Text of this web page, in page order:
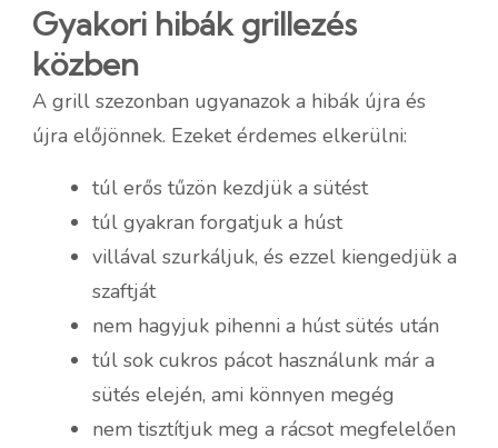
Gyakori hibák grillezés
közben
A grill szezonban ugyanazok a hibák újra és
újra előjönnek. Ezeket érdemes elkerülni:
túl erős tűzön kezdjük a sütést
túl gyakran forgatjuk a húst
villával szurkáljuk, és ezzel kiengedjük a
szaftját
nem hagyjuk pihenni a húst sütés után
túl sok cukros pácot használunk már a
sütés elején, ami könnyen megég
nem tisztítjuk meg a rácsot megfelelően